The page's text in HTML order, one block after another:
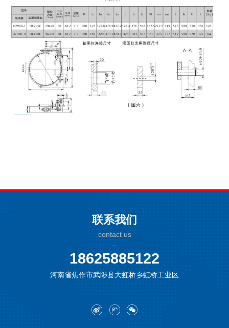
联系我们
contact us
18625885122
河南省焦作市武陟县大虹桥乡虹桥工业区